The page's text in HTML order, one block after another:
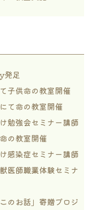
発足
子供命の教室開催
て命の教室開催
勉強会セミナー講師
の教室開催
感染症セミナー講師
医師職業体験セミナ
のお話」寄贈プロジ